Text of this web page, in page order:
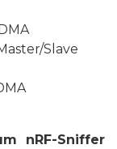
Slave
nRF-Sniffer